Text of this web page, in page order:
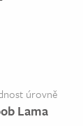
úrovně
Lama